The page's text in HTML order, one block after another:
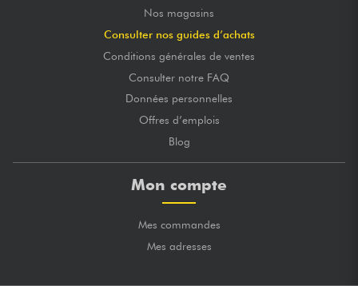
Nos magasins
Consulter nos guides d’achats
Conditions générales de ventes
Consulter notre FAQ
Données personnelles
Offres d’emplois
Blog
Mon compte
Mes commandes
Mes adresses